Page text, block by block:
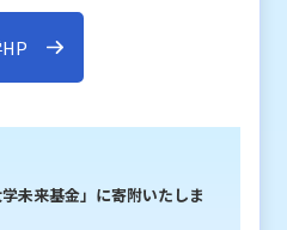
未来基金」に寄附いたしま